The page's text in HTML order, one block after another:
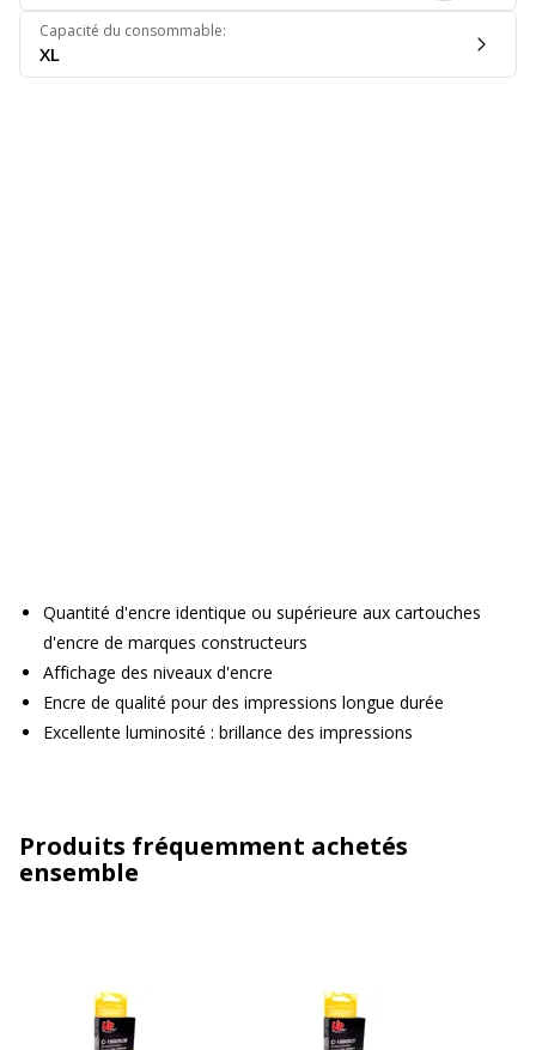
Capacité du consommable:
XL
Quantité d'encre identique ou supérieure aux cartouches
d'encre de marques constructeurs
Affichage des niveaux d'encre
Encre de qualité pour des impressions longue durée
Excellente luminosité : brillance des impressions
Produits fréquemment achetés
ensemble